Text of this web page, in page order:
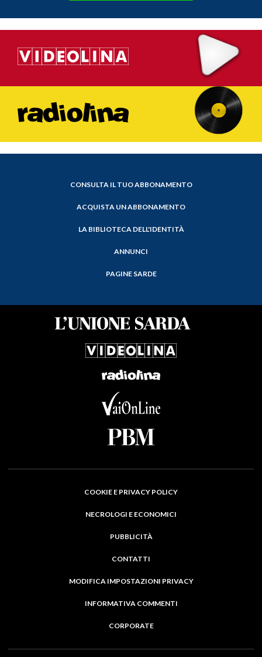
CONSULTA IL TUO ABBONAMENTO
ACQUISTA UN ABBONAMENTO
LA BIBLIOTECA DELL'IDENTITÀ
ANNUNCI
PAGINE SARDE
COOKIE E PRIVACY POLICY
NECROLOGI E ECONOMICI
PUBBLICITÀ
CONTATTI
MODIFICA IMPOSTAZIONI PRIVACY
INFORMATIVA COMMENTI
CORPORATE